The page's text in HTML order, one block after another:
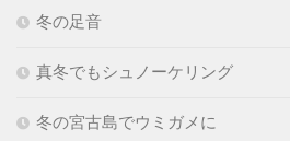
冬の足音
真冬でもシュノーケリング
冬の宮古島でウミガメに